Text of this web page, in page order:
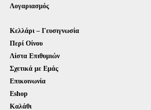
Λογαριασμός
Κελλάρι – Γευσιγνωσία
Περί Οίνου
Λίστα Επιθυμιών
Σχετικά με Εμάς
Επικοινωνία
Eshop
Καλάθι